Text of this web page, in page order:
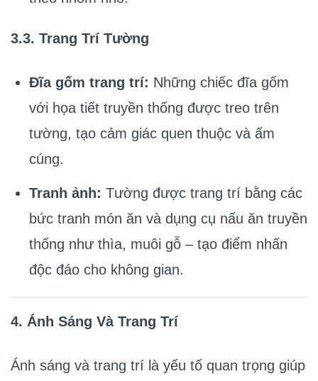
3.3. Trang Trí Tường
Đĩa gốm trang trí: Những chiếc đĩa gốm
với họa tiết truyền thống được treo trên
tường, tạo cảm giác quen thuộc và ấm
cúng.
Tranh ảnh: Tường được trang trí bằng các
bức tranh món ăn và dụng cụ nấu ăn truyền
thống như thìa, muôi gỗ – tạo điểm nhấn
độc đáo cho không gian.
4. Ánh Sáng Và Trang Trí
Ánh sáng và trang trí là yếu tố quan trọng giúp